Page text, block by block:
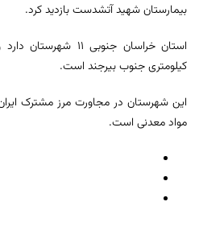
بیمارستان شهید آتشدست بازدید کرد.
کیلومتری جنوب بیرجند است.
این شهرستان در مجاورت مرز مشترک
مواد معدنی است.